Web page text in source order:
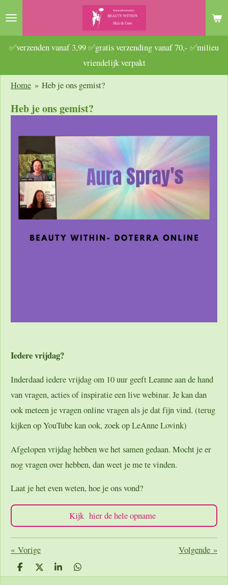
Ga
naar
hoofdinhoud
✅verzenden vanaf 3,99 ✅gratis verzending vanaf 70,- ✅milieu
vriendelijk verpakt
Home » Heb je ons gemist?
Heb je ons gemist?
Iedere vrijdag?
Inderdaad iedere vrijdag om 10 uur geeft Leanne aan de hand
van vragen, acties of inspiratie een live webinar. Je kan dan
ook meteen je vragen online vragen als je dat fijn vind. (terug
kijken op YouTube kan ook, zoek op LeAnne Lovink)
Afgelopen vrijdag hebben we het samen gedaan. Mocht je er
nog vragen over hebben, dan weet je me te vinden.
Laat je het even weten, hoe je ons vond?
Kijk hier de hele opname
« Vorige Volgende »
D
e
D
e
S
h
D
e